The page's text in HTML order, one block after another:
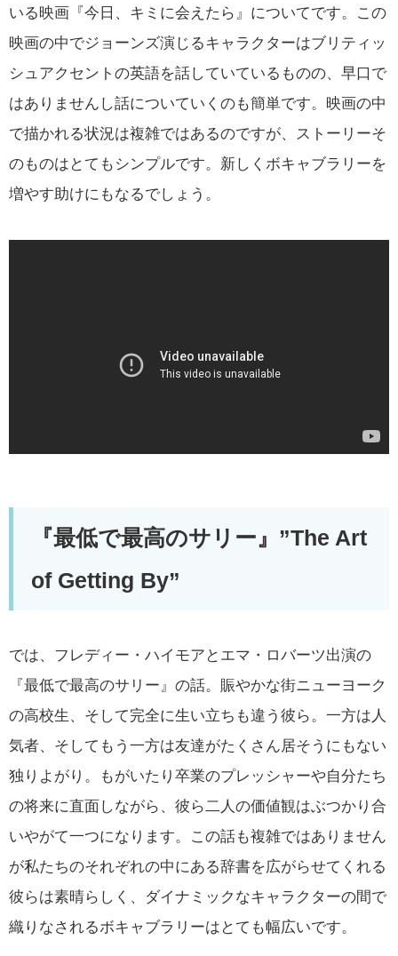
いる映画『今日、キミに会えたら』についてです。この
映画の中でジョーンズ演じるキャラクターはブリティッ
シュアクセントの英語を話していているものの、早口で
はありませんし話についていくのも簡単です。映画の中
で描かれる状況は複雑ではあるのですが、ストーリーそ
のものはとてもシンプルです。新しくボキャブラリーを
増やす助けにもなるでしょう。
『最低で最高のサリー』”The Art
of Getting By”
では、フレディー・ハイモアとエマ・ロバーツ出演の
『最低で最高のサリー』の話。賑やかな街ニューヨーク
の高校生、そして完全に生い立ちも違う彼ら。一方は人
気者、そしてもう一方は友達がたくさん居そうにもない
独りよがり。もがいたり卒業のプレッシャーや自分たち
の将来に直面しながら、彼ら二人の価値観はぶつかり合
いやがて一つになります。この話も複雑ではありません
が私たちのそれぞれの中にある辞書を広がらせてくれる
彼らは素晴らしく、ダイナミックなキャラクターの間で
織りなされるボキャブラリーはとても幅広いです。